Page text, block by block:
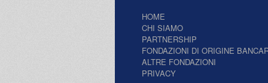
HOME
CHI SIAMO
PARTNERSHIP
FONDAZIONI DI ORIGINE
ALTRE FONDAZIONI
PRIVACY